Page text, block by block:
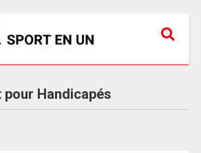
pour Handicapés